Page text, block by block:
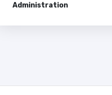
Administration